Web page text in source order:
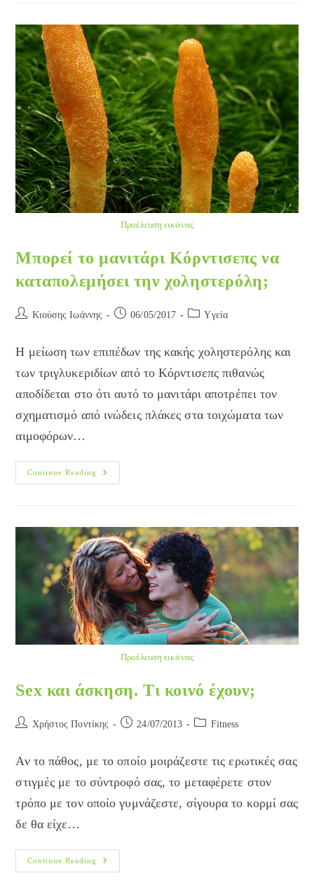
Προέλευση εικόνας
Μπορεί το μανιτάρι Κόρντισεπς να
καταπολεμήσει την χοληστερόλη;
Post Κιούσης Ιωάννης
Post06/05/2017
PostYγεία
Η μείωση των επιπέδων της κακής χοληστερόλης και
των τριγλυκεριδίων από το Κόρντισεπς πιθανώς
αποδίδεται στο ότι αυτό το μανιτάρι αποτρέπει τον
σχηματισμό από ινώδεις πλάκες στα τοιχώματα των
αιμοφόρων…
Continue Reading
Μπορεί
Το
Την
Χοληστερόλη;
Προέλευση εικόνας
Sex και άσκηση. Τι κοινό έχουν;
Post Χρήστος Ποντίκης
Post 24/07/2013
Post Fitness
Αν το πάθος, με το οποίο μοιράζεστε τις ερωτικές σας
στιγμές με το σύντροφό σας, το μεταφέρετε στον
τρόπο με τον οποίο γυμνάζεστε, σίγουρα το κορμί σας
δε θα είχε…
Continue Reading
Sex
Και